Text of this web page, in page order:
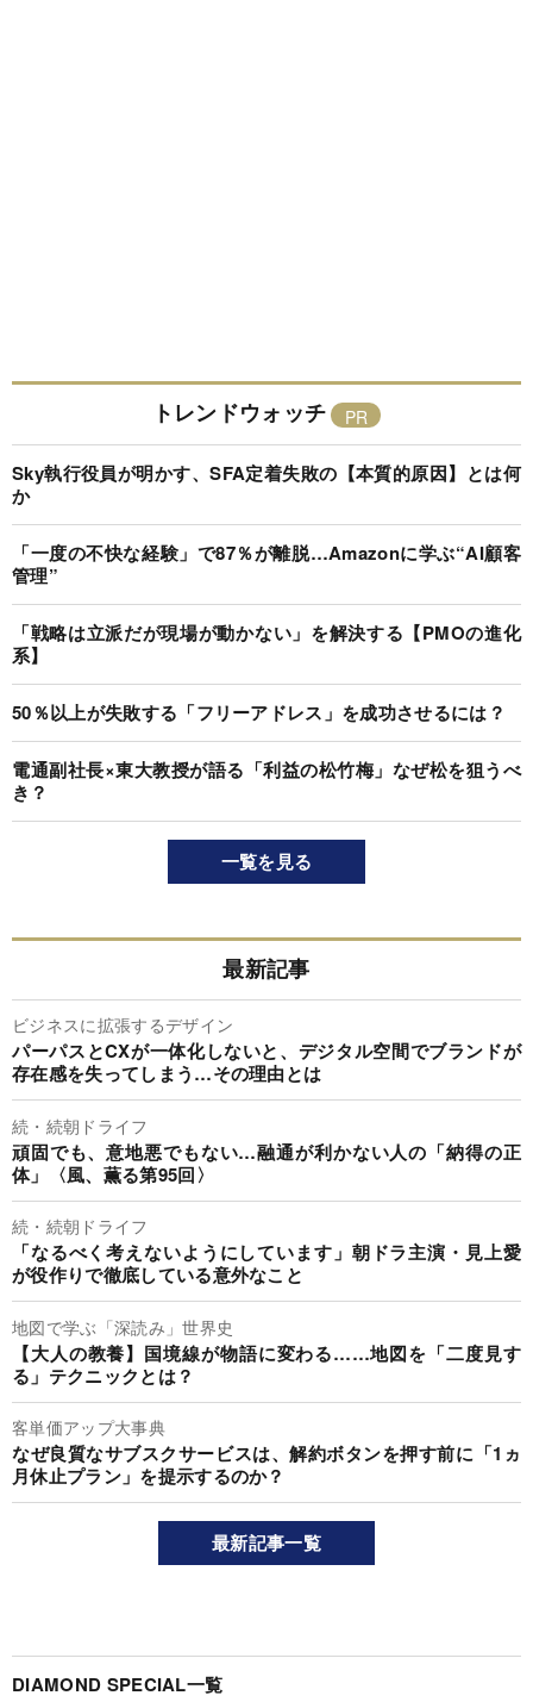
トレンドウォッチ
Sky執行役員が明かす、SFA定着失敗の【本質的原因】とは何
か
「一度の不快な経験」で87％が離脱…Amazonに学ぶ“AI顧客
管理”
「戦略は立派だが現場が動かない」を解決する【PMOの進化
系】
50％以上が失敗する「フリーアドレス」を成功させるには？
電通副社長×東大教授が語る「利益の松竹梅」なぜ松を狙うべ
き？
一覧を見る
最新記事
ビジネスに拡張するデザイン
パーパスとCXが一体化しないと、デジタル空間でブランドが
存在感を失ってしまう…その理由とは
続・続朝ドライフ
頑固でも、意地悪でもない…融通が利かない人の「納得の正
体」〈風、薫る第95回〉
続・続朝ドライフ
「なるべく考えないようにしています」朝ドラ主演・見上愛
が役作りで徹底している意外なこと
地図で学ぶ「深読み」世界史
【大人の教養】国境線が物語に変わる……地図を「二度見す
る」テクニックとは？
客単価アップ大事典
なぜ良質なサブスクサービスは、解約ボタンを押す前に「1ヵ
月休止プラン」を提示するのか？
最新記事一覧
DIAMOND SPECIAL一覧